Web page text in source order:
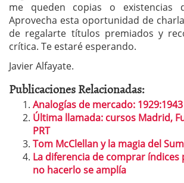
me queden copias o existencias
Aprovecha esta oportunidad de
de regalarte títulos premiados y
crítica. Te estaré esperando.
Javier Alfayate.
Publicaciones Relacionadas:
Analogías de mercado:
Última llamada: cursos Madrid,
PRT
Tom McClellan y la magia del
La diferencia de comprar índices
no hacerlo se amplía